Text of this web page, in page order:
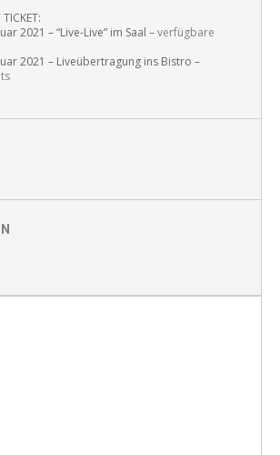
2021 – “Live-Live” im Saal –verfügbare
2021 – Liveübertragung ins Bistro –